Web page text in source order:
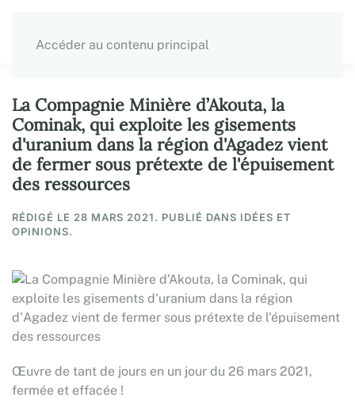
Accéder au contenu principal
La Compagnie Minière d’Akouta, la
Cominak, qui exploite les gisements
d'uranium dans la région d'Agadez vient
de fermer sous prétexte de l'épuisement
des ressources
RÉDIGÉ LE 28 MARS 2021. PUBLIÉ DANS IDÉES ET
OPINIONS.
Œuvre de tant de jours en un jour du 26 mars 2021,
fermée et effacée !